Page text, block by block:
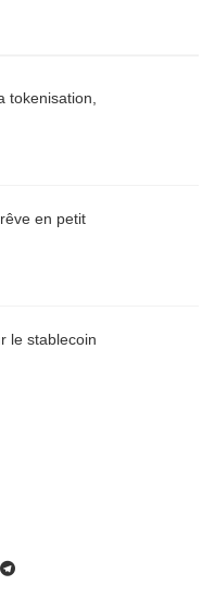
tokenisation,
en petit
le stablecoin